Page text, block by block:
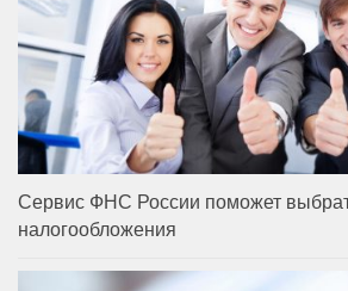
Сервис ФНС России поможет
налогообложения